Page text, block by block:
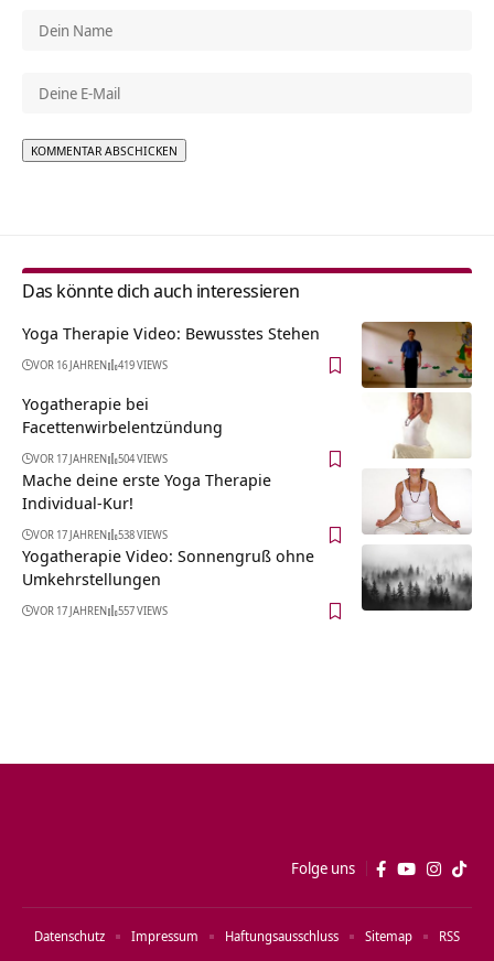
Das könnte dich auch interessieren
Yoga Therapie Video: Bewusstes Stehen
VOR 16 JAHREN 419 VIEWS
Yogatherapie bei
Facettenwirbelentzündung
VOR 17 JAHREN 504 VIEWS
Mache deine erste Yoga Therapie
Individual-Kur!
VOR 17 JAHREN 538 VIEWS
Yogatherapie Video: Sonnengruß ohne
Umkehrstellungen
VOR 17 JAHREN 557 VIEWS
Folge uns
Datenschutz Impressum Haftungsausschluss Sitemap RSS